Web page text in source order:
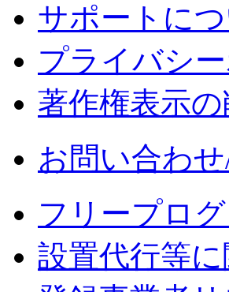
サポートに
プライバシ
著作権表示
お問い合わ
フリープロ
設置代行等